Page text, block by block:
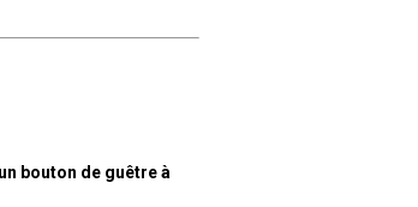
bouton de guêtre à